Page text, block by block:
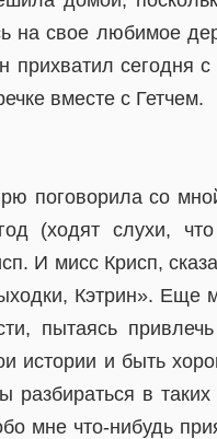
на свое любимое
сегодня с
вместе с Гетчем.
поговорила со
(ходят слухи,
И мисс Крисп,
Кэтрин».
пытаясь
истории и быть
разбираться в
мне что-нибудь